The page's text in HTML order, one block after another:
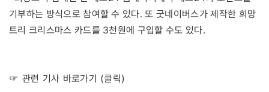
기부하는 방식으로 참여할 수 있다. 또 굿네이버스가 제작한 희망
트리 크리스마스 카드를 3천원에 구입할 수도 있다.
☞ 관련 기사 바로가기 (클릭)